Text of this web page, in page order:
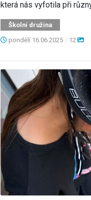
která nás vyfotila při
Školní družina
pondělí 16.06.2025 | 12